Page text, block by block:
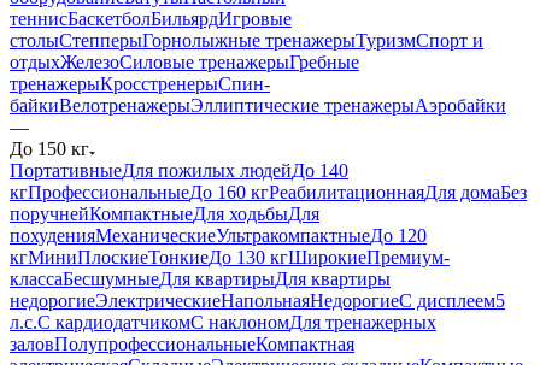
теннисБаскетболБильярдИгровые
столыСтепперыГорнолыжные тренажерыТуризмСпорт и
отдыхЖелезоСиловые тренажерыГребные
тренажерыКросстренерыСпин-
байкиВелотренажерыЭллиптические тренажерыАэробайки
—
До 150 кг
ПортативныеДля пожилых людейДо 140
кгПрофессиональныеДо 160 кгРеабилитационнаяДля домаБез
поручнейКомпактныеДля ходьбыДля
похуденияМеханическиеУльтракомпактныеДо 120
кгМиниПлоскиеТонкиеДо 130 кгШирокиеПремиум-
классаБесшумныеДля квартирыДля квартиры
недорогиеЭлектрическиеНапольнаяНедорогиеС дисплеем5
л.с.С кардиодатчикомС наклономДля тренажерных
заловПолупрофессиональныеКомпактная